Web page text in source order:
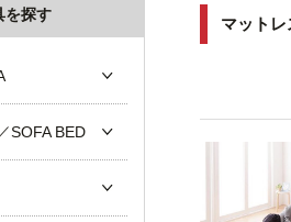
マットレ
を探す
SOFA BED